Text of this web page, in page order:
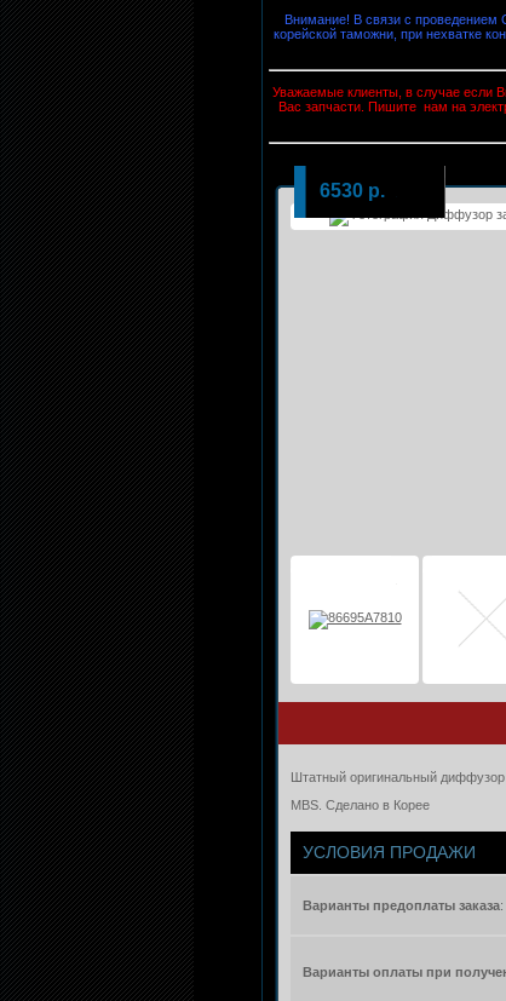
Внимание! В связи с проведением
корейской таможни, при нехватке
Уважаемые клиенты, в случае если
Вас запчасти. Пишите нам на
6530 р.
Штатный оригинальный диффузор
MBS. Сделано в Корее
УСЛОВИЯ ПРОДАЖИ
Варианты предоплаты заказа:
Варианты оплаты при